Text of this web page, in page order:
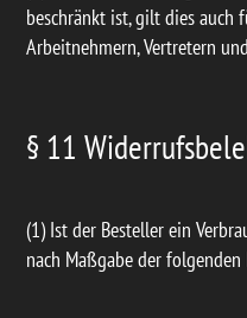
beschränkt ist, gilt dies auch
Arbeitnehmern, Vertretern
§ 11
(1) Ist der Besteller ein
nach Maßgabe der